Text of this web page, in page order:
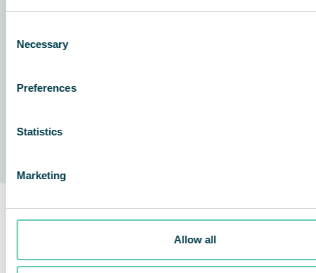
Selection
Necessary
Preferences
Statistics
Marketing
Allow all
3.Poisto- ja keräysastia
integroituun keräysasiaan, jotta puhdistus ja hävittäminen
4.Ilmanpoistoaukko
ohjataan lisävarusteena saatavien putkien ja diffuusorien
QleanAir FS 60 Oil Mist